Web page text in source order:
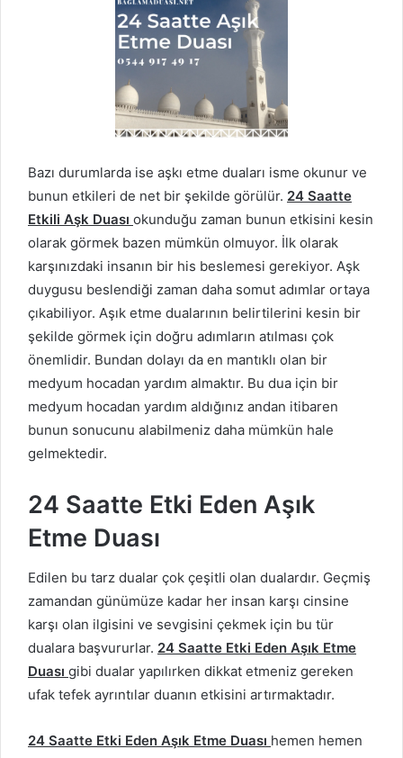
Bazı durumlarda ise aşkı etme duaları isme okunur ve
bunun etkileri de net bir şekilde görülür. 24 Saatte
Etkili Aşk Duası okunduğu zaman bunun etkisini kesin
olarak görmek bazen mümkün olmuyor. İlk olarak
karşınızdaki insanın bir his beslemesi gerekiyor. Aşk
duygusu beslendiği zaman daha somut adımlar ortaya
çıkabiliyor. Aşık etme dualarının belirtilerini kesin bir
şekilde görmek için doğru adımların atılması çok
önemlidir. Bundan dolayı da en mantıklı olan bir
medyum hocadan yardım almaktır. Bu dua için bir
medyum hocadan yardım aldığınız andan itibaren
bunun sonucunu alabilmeniz daha mümkün hale
gelmektedir.
24 Saatte Etki Eden Aşık
Etme Duası
Edilen bu tarz dualar çok çeşitli olan dualardır. Geçmiş
zamandan günümüze kadar her insan karşı cinsine
karşı olan ilgisini ve sevgisini çekmek için bu tür
dualara başvururlar. 24 Saatte Etki Eden Aşık Etme
Duası gibi dualar yapılırken dikkat etmeniz gereken
ufak tefek ayrıntılar duanın etkisini artırmaktadır.
24 Saatte Etki Eden Aşık Etme Duası hemen hemen